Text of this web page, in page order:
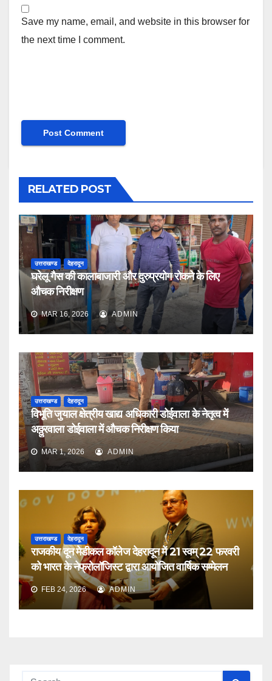
Save my name, email, and website in this browser for
the next time I comment.
RELATED POST
उत्तराखण्ड देहरादून
घरेलू गैस की कालाबाजारी और दुरुप्रयोग रोकने के लिए
औचक निरीक्षण
MAR 16, 2026 ADMIN
उत्तराखण्ड देहरादून
विभूति जुयाल क्षेत्रीय खाद्य अधिकारी डोईवाला के नेतृत्व में
अठ्ठुरवाला डोईवाला में औचक निरीक्षण किया
MAR 1, 2026 ADMIN
उत्तराखण्ड देहरादून
राजकीय दून मेडीकल कॉलेज देहरादून में 21 स्वम् 22 फरवरी
को भारत के नेफ्रोलॉजिस्ट द्वारा आयोजित वार्षिक सम्मेलन
FEB 24, 2026 ADMIN